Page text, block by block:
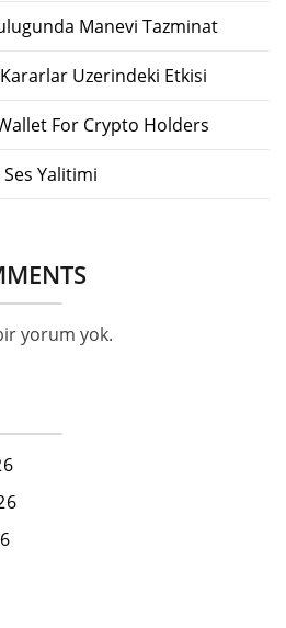
Manevi Tazminat
Uzerindeki Etkisi
For Crypto Holders
Yalitimi
yorum yok.